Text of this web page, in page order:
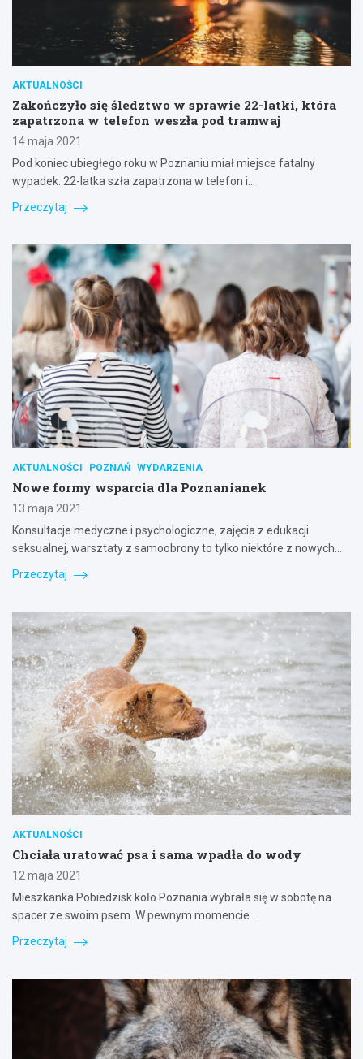
AKTUALNOŚCI
Zakończyło się śledztwo w sprawie 22-latki, która
zapatrzona w telefon weszła pod tramwaj
14 maja 2021
Pod koniec ubiegłego roku w Poznaniu miał miejsce fatalny
wypadek. 22-latka szła zapatrzona w telefon i…
Przeczytaj
AKTUALNOŚCI POZNAŃ WYDARZENIA
Nowe formy wsparcia dla Poznanianek
13 maja 2021
Konsultacje medyczne i psychologiczne, zajęcia z edukacji
seksualnej, warsztaty z samoobrony to tylko niektóre z nowych…
Przeczytaj
AKTUALNOŚCI
Chciała uratować psa i sama wpadła do wody
12 maja 2021
Mieszkanka Pobiedzisk koło Poznania wybrała się w sobotę na
spacer ze swoim psem. W pewnym momencie…
Przeczytaj